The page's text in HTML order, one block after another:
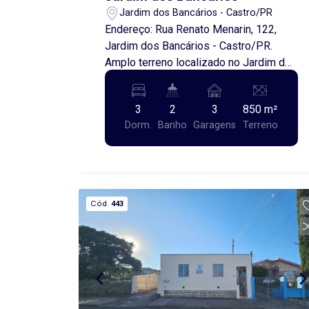
Jardim dos Bancários - Castro/PR
Endereço: Rua Renato Menarin, 122,
Jardim dos Bancários - Castro/PR.
Amplo terreno localizado no Jardim dos
Bancários, com excelentes medidas
sendo 17,00 metros de frente e fundo e
50,00 metros nas laterais, contendo
uma edificação de alvenaria.
3
Dorm.
2
Banho
3
Garagens
850 m²
Terreno
Cód. 443